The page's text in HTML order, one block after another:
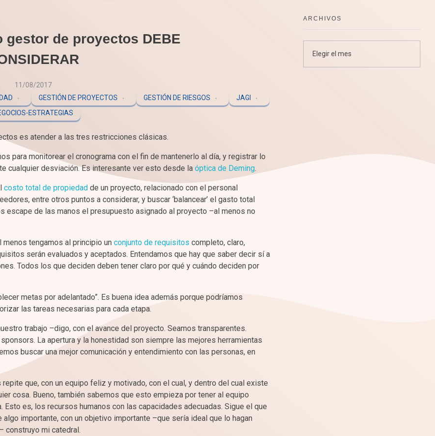
gestor de proyectos DEBE
11/08/2017
GESTIÓN DE PROYECTOS GESTIÓN DE RIESGOS
JAGI
ESTRATEGIAS
es atender a las tres restricciones clásicas.
para monitorear el cronograma con el fin de mantenerlo al día, y registrar lo
cualquier desviación. Es interesante ver esto desde la óptica de Deming.
costo total de propiedad de un proyecto, relacionado con el personal
entre otros puntos a considerar, y buscar ‘balancear’ el gasto total
escape de las manos el presupuesto asignado al proyecto –al menos no
tengamos al principio un conjunto de requisitos completo, claro,
serán evaluados y aceptados. Entendamos que hay que saber decir sí a
Todos los que deciden deben tener claro por qué y cuándo deciden por
metas por adelantado”. Es buena idea además porque podríamos
las tareas necesarias para cada etapa.
trabajo –digo, con el avance del proyecto. Seamos transparentes.
La apertura y la honestidad son siempre las mejores herramientas
buscar una mejor comunicación y entendimiento con las personas, en
que, con un equipo feliz y motivado, con el cual, y dentro del cual existe
cosa. Bueno, también sabemos que esto empieza por tener al equipo
es, los recursos humanos con las capacidades adecuadas. Sigue el que
importante, con un objetivo importante –que sería ideal que lo hagan
construyo mi catedral.
ARCHIVOS